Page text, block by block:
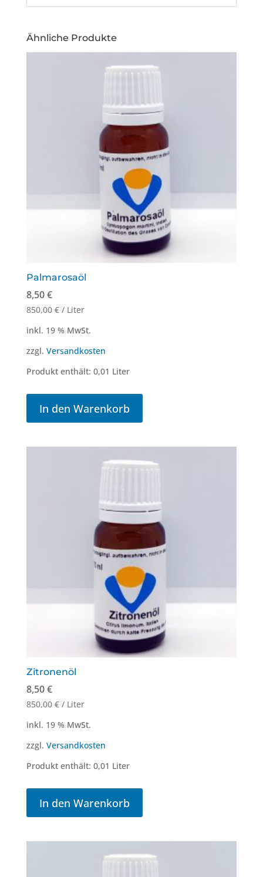
Ähnliche Produkte
Palmarosaöl
8,50€
850,00 €/ Liter
inkl. 19 % MwSt.
zzgl. Versandkosten
Produkt enthält: 0,01 Liter
In den Warenkorb
Zitronenöl
8,50€
850,00 €/ Liter
inkl. 19 % MwSt.
zzgl. Versandkosten
Produkt enthält: 0,01 Liter
In den Warenkorb